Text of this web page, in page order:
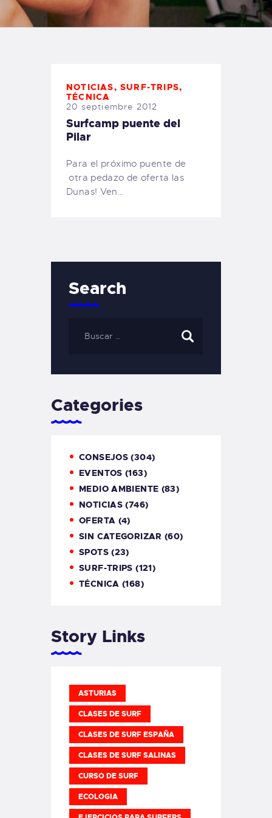
TIENDA FAMILY SURFERS
WEBCAM SALINAS
NOTICIAS,SURF-TRIPS,
TÉCNICA
20 septiembre 2012
Surfcamp puente del
Pilar
Para el próximo puente de
otra pedazo de oferta las
Dunas! Ven…
Search
Categories
CONSEJOS (304)
EVENTOS (163)
MEDIO AMBIENTE (83)
NOTICIAS (746)
OFERTA (4)
SIN CATEGORIZAR (60)
SPOTS(23)
SURF-TRIPS (121)
TÉCNICA (168)
Story Links
ASTURIAS
CLASES DE SURF
CLASES DE SURF ESPAÑA
CLASES DE SURF SALINAS
CURSO DE SURF
ECOLOGIA